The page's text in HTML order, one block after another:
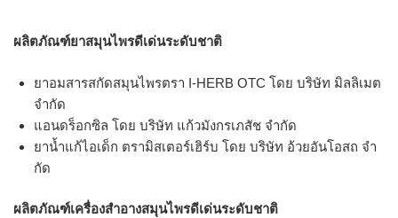
ผลิตภัณฑ์ยาสมุนไพรดีเด่นระดับชาติ
ยาอมสารสกัดสมุนไพรตรา I-HERB OTC โดย บริษัท มิลลิเมต
จํากัด
แอนดร็อกซิล โดย บริษัท แก้วมังกรเภสัช จํากัด
ยาน้ำแก้ไอเด็ก ตรามิสเตอร์เฮิร์บ โดย บริษัท อ้วยอันโอสถ จํา
กัด
ผลิตภัณฑ์เครื่องสำอางสมุนไพรดีเด่นระดับชาติ